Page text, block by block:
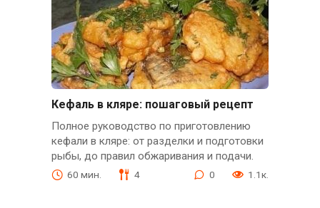
Кефаль в кляре: пошаговый рецепт
Полное руководство по приготовлению
кефали в кляре: от разделки и подготовки
рыбы, до правил обжаривания и подачи.
60 мин. 4 0 1.1к.